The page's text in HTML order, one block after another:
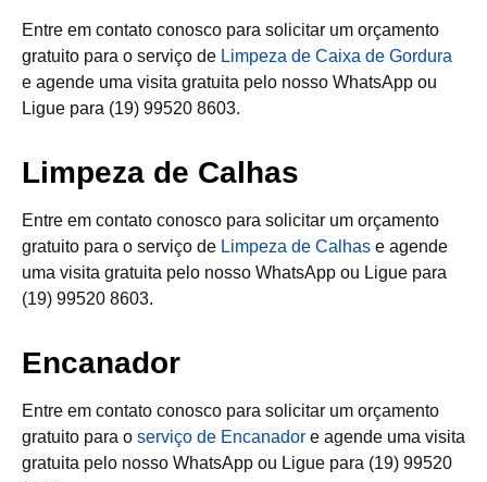
Entre em contato conosco para solicitar um orçamento
gratuito para o serviço de Limpeza de Caixa de Gordura
e agende uma visita gratuita pelo nosso WhatsApp ou
Ligue para (19) 99520 8603.
Limpeza de Calhas
Entre em contato conosco para solicitar um orçamento
gratuito para o serviço de Limpeza de Calhas e agende
uma visita gratuita pelo nosso WhatsApp ou Ligue para
(19) 99520 8603.
Encanador
Entre em contato conosco para solicitar um orçamento
gratuito para o serviço de Encanador e agende uma visita
gratuita pelo nosso WhatsApp ou Ligue para (19) 99520